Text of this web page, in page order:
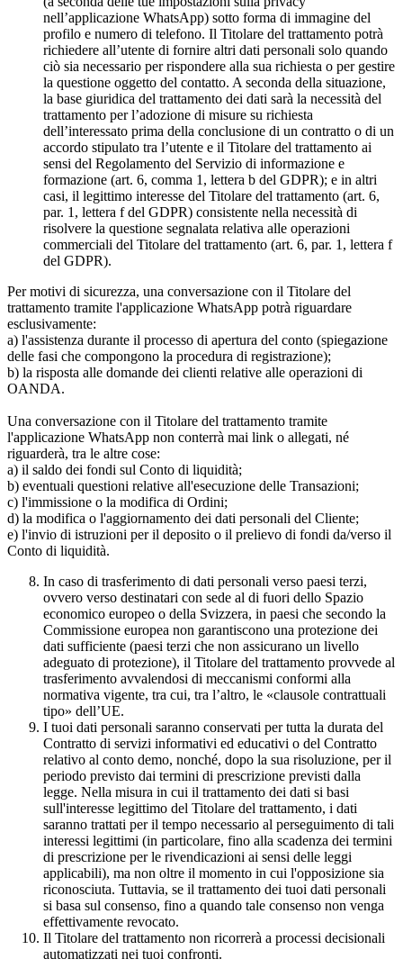
nell’applicazione WhatsApp) sotto forma di immagine del
profilo e numero di telefono. Il Titolare del trattamento potrà
richiedere all’utente di fornire altri dati personali solo quando
ciò sia necessario per rispondere alla sua richiesta o per gestire
la questione oggetto del contatto. A seconda della situazione,
la base giuridica del trattamento dei dati sarà la necessità del
trattamento per l’adozione di misure su richiesta
dell’interessato prima della conclusione di un contratto o di un
accordo stipulato tra l’utente e il Titolare del trattamento ai
sensi del Regolamento del Servizio di informazione e
formazione (art. 6, comma 1, lettera b del GDPR); e in altri
casi, il legittimo interesse del Titolare del trattamento (art. 6,
par. 1, lettera f del GDPR) consistente nella necessità di
risolvere la questione segnalata relativa alle operazioni
commerciali del Titolare del trattamento (art. 6, par. 1, lettera f
del GDPR).
Per motivi di sicurezza, una conversazione con il Titolare del
trattamento tramite l'applicazione WhatsApp potrà riguardare
esclusivamente:
a) l'assistenza durante il processo di apertura del conto (spiegazione
delle fasi che compongono la procedura di registrazione);
b) la risposta alle domande dei clienti relative alle operazioni di
OANDA.
Una conversazione con il Titolare del trattamento tramite
l'applicazione WhatsApp non conterrà mai link o allegati, né
riguarderà, tra le altre cose:
a) il saldo dei fondi sul Conto di liquidità;
b) eventuali questioni relative all'esecuzione delle Transazioni;
c) l'immissione o la modifica di Ordini;
d) la modifica o l'aggiornamento dei dati personali del Cliente;
e) l'invio di istruzioni per il deposito o il prelievo di fondi da/verso il
Conto di liquidità.
In caso di trasferimento di dati personali verso paesi terzi,
ovvero verso destinatari con sede al di fuori dello Spazio
economico europeo o della Svizzera, in paesi che secondo la
Commissione europea non garantiscono una protezione dei
dati sufficiente (paesi terzi che non assicurano un livello
adeguato di protezione), il Titolare del trattamento provvede al
trasferimento avvalendosi di meccanismi conformi alla
normativa vigente, tra cui, tra l’altro, le «clausole contrattuali
tipo» dell’UE.
I tuoi dati personali saranno conservati per tutta la durata del
Contratto di servizi informativi ed educativi o del Contratto
relativo al conto demo, nonché, dopo la sua risoluzione, per il
periodo previsto dai termini di prescrizione previsti dalla
legge. Nella misura in cui il trattamento dei dati si basi
sull'interesse legittimo del Titolare del trattamento, i dati
saranno trattati per il tempo necessario al perseguimento di tali
interessi legittimi (in particolare, fino alla scadenza dei termini
di prescrizione per le rivendicazioni ai sensi delle leggi
applicabili), ma non oltre il momento in cui l'opposizione sia
riconosciuta. Tuttavia, se il trattamento dei tuoi dati personali
si basa sul consenso, fino a quando tale consenso non venga
effettivamente revocato.
Il Titolare del trattamento non ricorrerà a processi decisionali
automatizzati nei tuoi confronti.